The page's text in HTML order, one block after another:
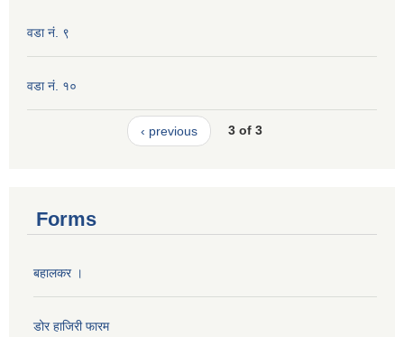
वडा नं. ९
वडा नं. १०
‹ previous 3 of 3
Forms
बहालकर ।
डोर हाजिरी फारम